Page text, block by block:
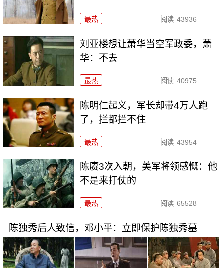
最热 阅读 43936
刘亚楼想让萧华当空军政委，萧
华：不去
最热 阅读 40975
陈明仁起义，军长却带4万人跑
了，拦都拦不住
最热 阅读 43954
陈赓3次入朝，美军将领感慨：他
不是来打仗的
最热 阅读 65528
陈独秀后人致信，邓小平：立即保护陈独秀墓